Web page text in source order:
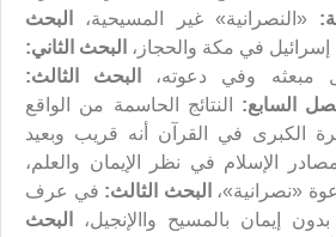
«النصرانية» غير المسيحية،
البحث
في مكة والحجاز،
البحث الثاني:
مبعثه وفي دعوته،
البحث الثالث:
السابع: النتائج الحاسمة من الواقع
الكبرى في القرآن أنه قريب وبعيد
الإسلام في نظر الإيمان والعلم،
«نصرانية»، البحث الثالث: في عرف
إيمان بالمسيح واالإنجيل،
البحث